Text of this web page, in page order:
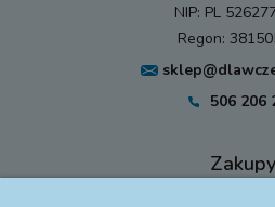
NIP: PL
Regon:
506 206
Zakupy